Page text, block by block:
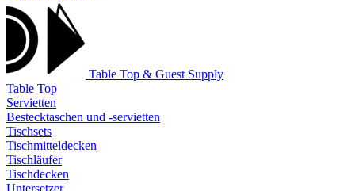
Table Top & Guest Supply
Table Top
Servietten
Bestecktaschen und -servietten
Tischsets
Tischmitteldecken
Tischläufer
Tischdecken